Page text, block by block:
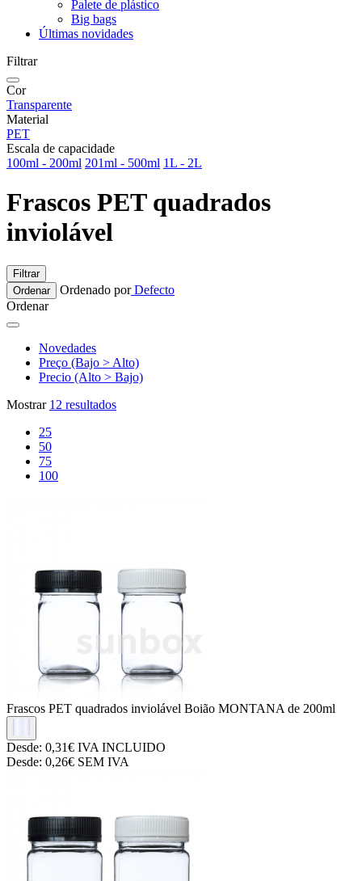
Palete de plástico
Big bags
Últimas novidades
Filtrar
Cor
Transparente
Material
PET
Escala de capacidade
100ml - 200ml 201ml - 500ml 1L - 2L
Frascos PET quadrados
inviolável
Filtrar
Ordenar
Ordenado porDefecto
Ordenar
Novedades
Preço (Bajo > Alto)
Precio (Alto > Bajo)
Mostrar 12 resultados
25
50
75
100
Frascos PET quadrados inviolável Boião MONTANA de 200ml
Desde: 0,31€ IVA INCLUIDO
Desde: 0,26€ SEM IVA